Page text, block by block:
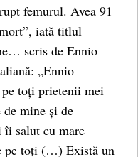
femurul. Avea 91
iată titlul
scris de Ennio
„Ennio
toți prietenii mei
de mine și de
îi salut cu mare
pe toți (…) Există un